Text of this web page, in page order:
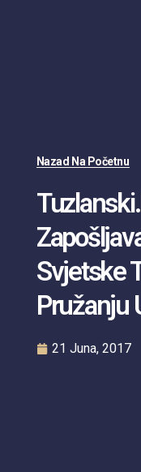
Nazad Na Početnu
Svjetske
Pružanju
21 Juna, 2017